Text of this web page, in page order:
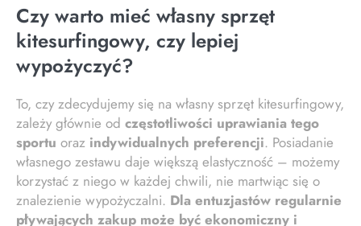
Czy warto mieć własny sprzęt
kitesurfingowy, czy lepiej
wypożyczyć?
To, czy zdecydujemy się na własny sprzęt kitesurfingowy,
zależy głównie od częstotliwości uprawiania tego
sportu oraz indywidualnych preferencji. Posiadanie
własnego zestawu daje większą elastyczność – możemy
korzystać z niego w każdej chwili, nie martwiąc się o
znalezienie wypożyczalni. Dla entuzjastów regularnie
pływających zakup może być ekonomiczny i